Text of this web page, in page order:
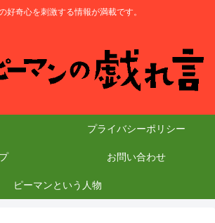
好奇心を刺激する情報が満載です。
プライバシーポリシー
お問い合わせ
ピーマンという人物